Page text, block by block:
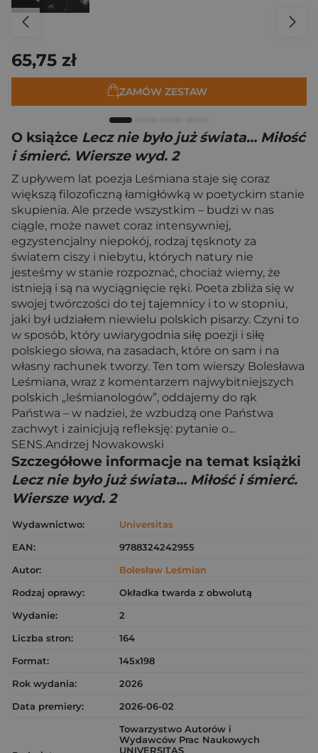
65,75 zł
ZAMÓW ZESTAW
O książce Lecz nie było już świata… Miłość
i śmierć. Wiersze wyd. 2
Z upływem lat poezja Leśmiana staje się coraz
większą filozoficzną łamigłówką w poetyckim stanie
skupienia. Ale przede wszystkim – budzi w nas
ciągle, może nawet coraz intensywniej,
egzystencjalny niepokój, rodzaj tęsknoty za
światem ciszy i niebytu, których natury nie
jesteśmy w stanie rozpoznać, chociaż wiemy, że
istnieją i są na wyciągnięcie ręki. Poeta zbliża się w
swojej twórczości do tej tajemnicy i to w stopniu,
jaki był udziałem niewielu polskich pisarzy. Czyni to
w sposób, który uwiarygodnia siłę poezji i siłę
polskiego słowa, na zasadach, które on sam i na
własny rachunek tworzy. Ten tom wierszy Bolesława
Leśmiana, wraz z komentarzem najwybitniejszych
polskich „leśmianologów”, oddajemy do rąk
Państwa – w nadziei, że wzbudzą one Państwa
zachwyt i zainicjują refleksję: pytanie o...
SENS.Andrzej Nowakowski
Szczegółowe informacje na temat książki
Lecz nie było już świata… Miłość i śmierć.
Wiersze wyd. 2
Wydawnictwo:
Universitas
EAN:
9788324242955
Autor:
Bolesław Leśmian
Rodzaj oprawy:
Okładka twarda z obwolutą
Wydanie:
2
Liczba stron:
164
Format:
145x198
Rok wydania:
2026
Data premiery:
2026-06-02
Towarzystwo Autorów i
Wydawców Prac Naukowych
UNIVERSITAS